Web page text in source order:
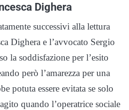
Dighera
successivi alla lettura
Dighera e l’avvocato Sergio
la soddisfazione per l’esito
però l’amarezza per una
potuta essere evitata se solo
quando l’operatrice sociale